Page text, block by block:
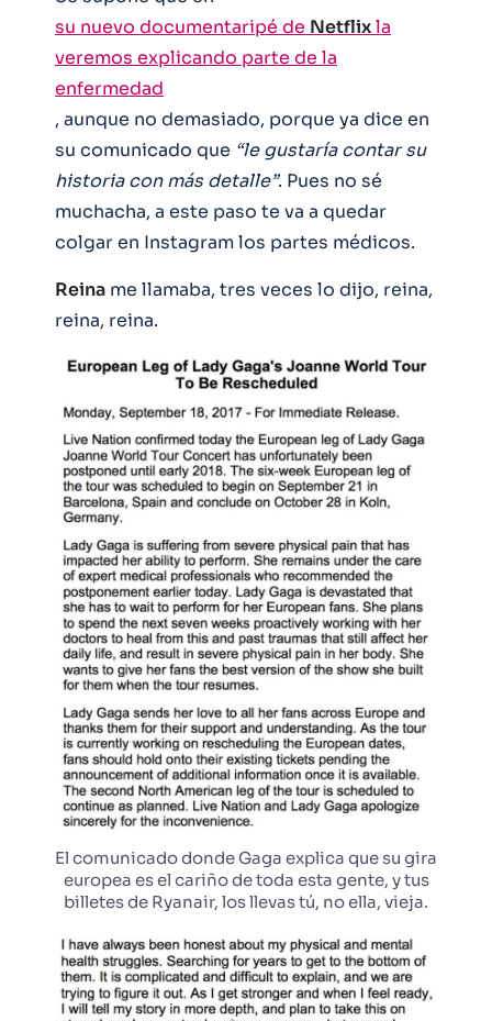
su nuevo documentaripé de Netflixla
veremos explicando parte de la
enfermedad
, aunque no demasiado, porque ya dice en
su comunicado que “le gustaría contar su
historia con más detalle”. Pues no sé
muchacha, a este paso te va a quedar
colgar en Instagram los partes médicos.
Reina me llamaba, tres veces lo dijo, reina,
reina, reina.
El comunicado donde Gaga explica que su gira
europea es el cariño de toda esta gente, y tus
billetes de Ryanair, los llevas tú, no ella, vieja.